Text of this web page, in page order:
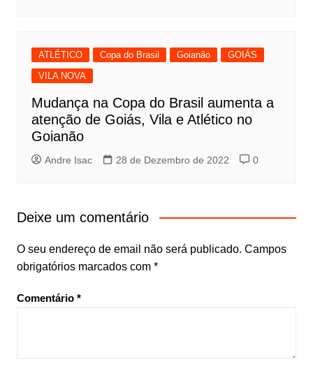
ATLÉTICO Copa do Brasil Goianão
GOIÁS
VILA NOVA
Mudança na Copa do Brasil aumenta a
atenção de Goiás, Vila e Atlético no
Goianão
Andre Isac 28 de Dezembro de 2022 0
Deixe um comentário
O seu endereço de email não será publicado. Campos
obrigatórios marcados com *
Comentário *